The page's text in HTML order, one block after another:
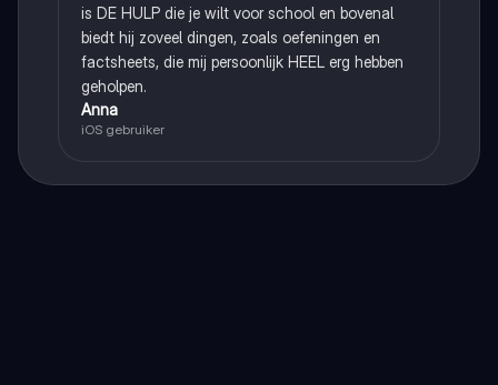
is DE HULP die je wilt voor school en bovenal
biedt hij zoveel dingen, zoals oefeningen en
factsheets, die mij persoonlijk HEEL erg hebben
geholpen.
Anna
iOS gebruiker